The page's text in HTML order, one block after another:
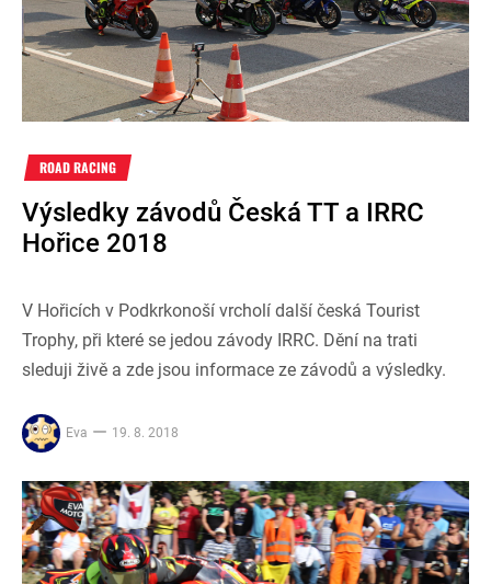
ROAD RACING
Výsledky závodů Česká TT a IRRC
Hořice 2018
V Hořicích v Podkrkonoší vrcholí další česká Tourist
Trophy, při které se jedou závody IRRC. Dění na trati
sleduji živě a zde jsou informace ze závodů a výsledky.
Eva 19. 8. 2018